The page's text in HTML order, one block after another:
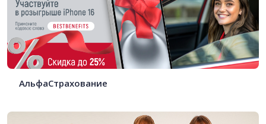
АльфаСтрахование